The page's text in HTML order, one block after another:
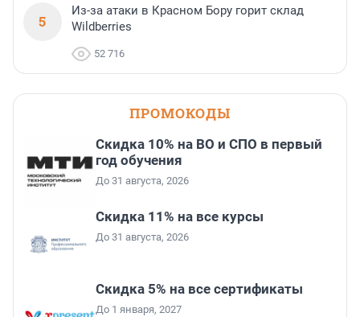
5
Из-за атаки в Красном Бору горит склад
Wildberries
52 716
ПРОМОКОДЫ
Скидка 10% на ВО и СПО в первый
год обучения
До 31 августа, 2026
Скидка 11% на все курсы
До 31 августа, 2026
Скидка 5% на все сертификаты
До 1 января, 2027